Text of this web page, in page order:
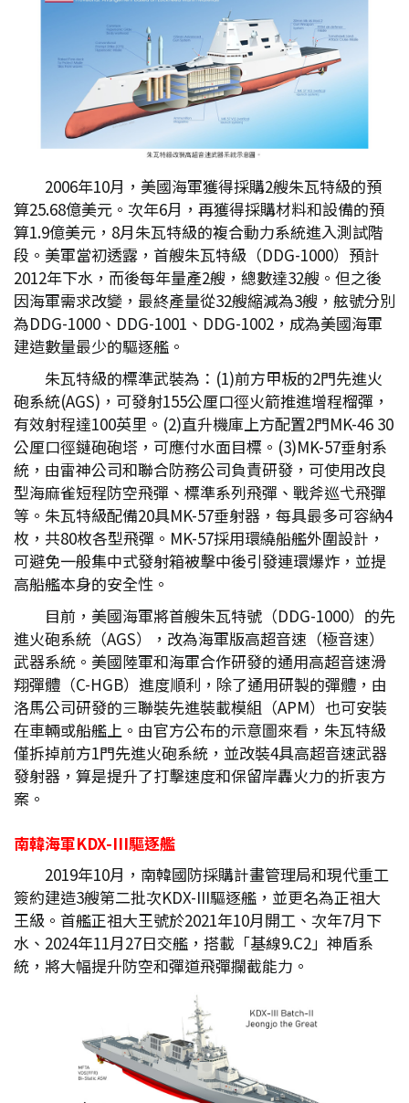
2006年10月，美國海軍獲得採購2艘朱瓦特級的預
算25.68億美元。次年6月，再獲得採購材料和設備的預
算1.9億美元，8月朱瓦特級的複合動力系統進入測試階
段。美軍當初透露，首艘朱瓦特級（DDG-1000）預計
2012年下水，而後每年量產2艘，總數達32艘。但之後
因海軍需求改變，最終產量從32艘縮減為3艘，舷號分別
為DDG-1000、DDG-1001、DDG-1002，成為美國海軍
建造數量最少的驅逐艦。
朱瓦特級的標準武裝為：(1)前方甲板的2門先進火
砲系統(AGS)，可發射155公厘口徑火箭推進增程榴彈，
有效射程達100英里。(2)直升機庫上方配置2門MK-46 30
公厘口徑鏈砲砲塔，可應付水面目標。(3)MK-57垂射系
統，由雷神公司和聯合防務公司負責研發，可使用改良
型海麻雀短程防空飛彈、標準系列飛彈、戰斧巡弋飛彈
等。朱瓦特級配備20具MK-57垂射器，每具最多可容納4
枚，共80枚各型飛彈。MK-57採用環繞船艦外圍設計，
可避免一般集中式發射箱被擊中後引發連環爆炸，並提
高船艦本身的安全性。
目前，美國海軍將首艘朱瓦特號（DDG-1000）的先
進火砲系統（AGS），改為海軍版高超音速（極音速）
武器系統。美國陸軍和海軍合作研發的通用高超音速滑
翔彈體（C-HGB）進度順利，除了通用研製的彈體，由
洛馬公司研發的三聯裝先進裝載模組（APM）也可安裝
在車輛或船艦上。由官方公布的示意圖來看，朱瓦特級
僅拆掉前方1門先進火砲系統，並改裝4具高超音速武器
發射器，算是提升了打擊速度和保留岸轟火力的折衷方
案。
南韓海軍KDX-III驅逐艦
2019年10月，南韓國防採購計畫管理局和現代重工
簽約建造3艘第二批次KDX-III驅逐艦，並更名為正祖大
王級。首艦正祖大王號於2021年10月開工、次年7月下
水、2024年11月27日交艦，搭載「基線9.C2」神盾系
統，將大幅提升防空和彈道飛彈攔截能力。